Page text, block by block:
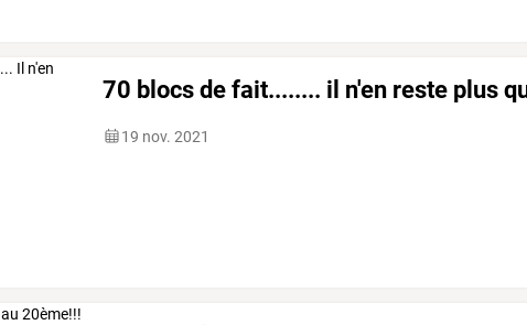
70 blocs de fait........ il n'en reste plus
19 nov. 2021